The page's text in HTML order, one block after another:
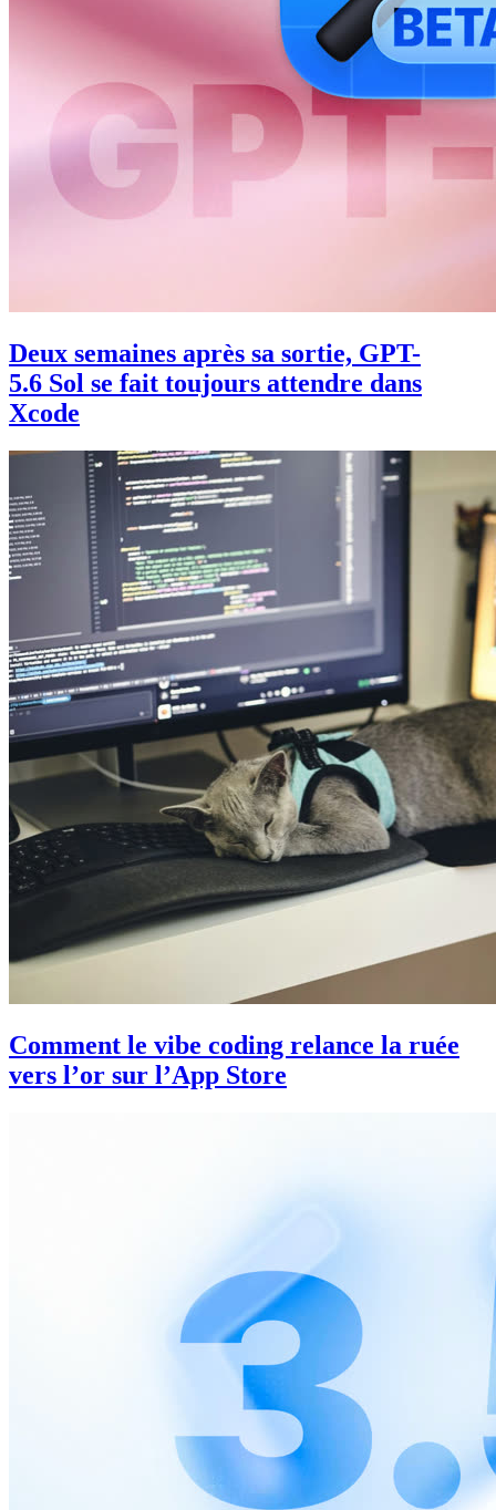
Deux semaines après sa sortie, GPT-
5.6 Sol se fait toujours attendre dans
Xcode
Comment le vibe coding relance la ruée
vers l’or sur l’App Store